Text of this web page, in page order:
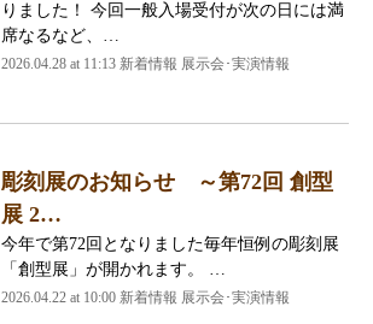
りました！ 今回一般入場受付が次の日には満
席なるなど、…
2026.04.28 at 11:13 新着情報 展示会･実演情報
彫刻展のお知らせ ～第72回 創型
展 2…
今年で第72回となりました毎年恒例の彫刻展
「創型展」が開かれます。 …
2026.04.22 at 10:00 新着情報 展示会･実演情報